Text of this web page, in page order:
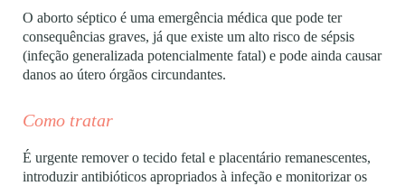
O aborto séptico é uma emergência médica que pode ter
consequências graves, já que existe um alto risco de sépsis
(infeção generalizada potencialmente fatal) e pode ainda causar
danos ao útero órgãos circundantes.
Como tratar
É urgente remover o tecido fetal e placentário remanescentes,
introduzir antibióticos apropriados à infeção e monitorizar os